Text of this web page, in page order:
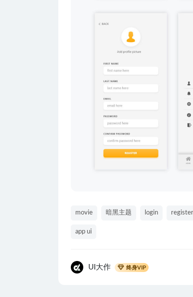
movie 暗黑主题 login register
app ui
UI大作 终身VIP